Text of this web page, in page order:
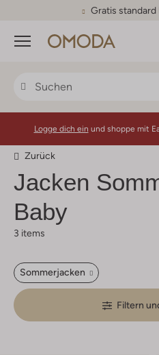
Gratis
Menü
Logge dich ein und shoppe mit
Zurück
Jacken
Baby
3 items
Sommerjacken
Filtern